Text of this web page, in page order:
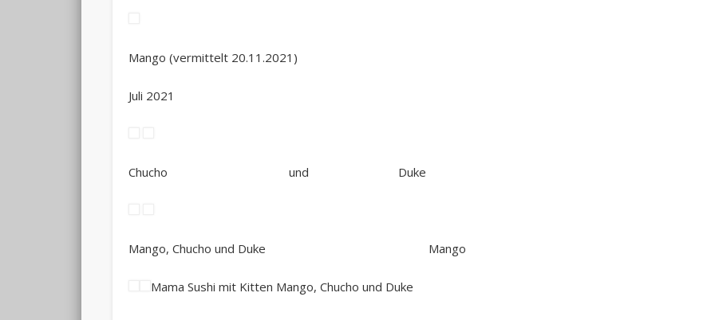
Mango (vermittelt 20.11.2021)
Juli 2021
Chucho und Duke
Mango, Chucho und Duke Mango
Mama Sushi mit Kitten Mango, Chucho und Duke